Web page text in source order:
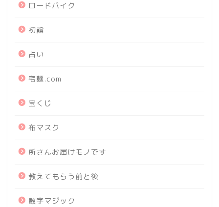
ロードバイク
初詣
占い
宅麺.com
宝くじ
布マスク
所さんお届けモノです
教えてもらう前と後
数字マジック